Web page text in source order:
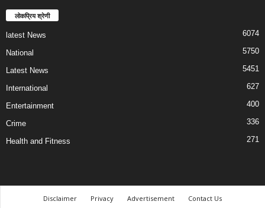
लोकप्रिय श्रेणी
latest News 6074
National 5750
Latest News 5451
International 627
Entertainment 400
Crime 336
Health and Fitness 271
Disclaimer Privacy Advertisement Contact Us